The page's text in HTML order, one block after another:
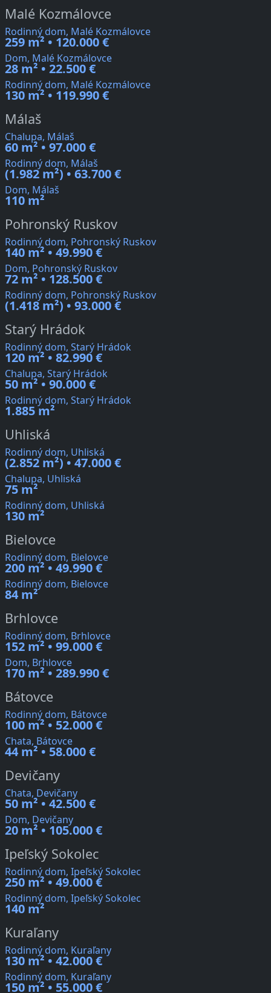
Malé Kozmálovce
Rodinný dom, Malé Kozmálovce
259 m² • 120.000 €
Dom, Malé Kozmálovce
28 m² • 22.500 €
Rodinný dom, Malé Kozmálovce
130 m² • 119.990 €
Málaš
Chalupa, Málaš
60 m² • 97.000 €
Rodinný dom, Málaš
(1.982 m²) • 63.700 €
Dom, Málaš
110 m²
Pohronský Ruskov
Rodinný dom, Pohronský Ruskov
140 m² • 49.990 €
Dom, Pohronský Ruskov
72 m² • 128.500 €
Rodinný dom, Pohronský Ruskov
(1.418 m²) • 93.000 €
Starý Hrádok
Rodinný dom, Starý Hrádok
120 m² • 82.990 €
Chalupa, Starý Hrádok
50 m² • 90.000 €
Rodinný dom, Starý Hrádok
1.885 m²
Uhliská
Rodinný dom, Uhliská
(2.852 m²) • 47.000 €
Chalupa, Uhliská
75 m²
Rodinný dom, Uhliská
130 m²
Bielovce
Rodinný dom, Bielovce
200 m² • 49.990 €
Rodinný dom, Bielovce
84 m²
Brhlovce
Rodinný dom, Brhlovce
152 m² • 99.000 €
Dom, Brhlovce
170 m² • 289.990 €
Bátovce
Rodinný dom, Bátovce
100 m² • 52.000 €
Chata, Bátovce
44 m² • 58.000 €
Devičany
Chata, Devičany
50 m² • 42.500 €
Dom, Devičany
20 m² • 105.000 €
Ipeľský Sokolec
Rodinný dom, Ipeľský Sokolec
250 m² • 49.000 €
Rodinný dom, Ipeľský Sokolec
140 m²
Kuraľany
Rodinný dom, Kuraľany
130 m² • 42.000 €
Rodinný dom, Kuraľany
150 m² • 55.000 €